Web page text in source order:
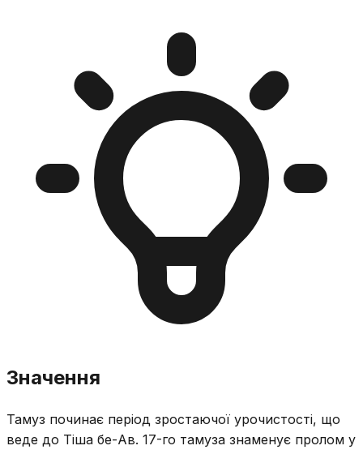
Значення
Тамуз починає період зростаючої урочистості, що
веде до Тіша бе-Ав. 17-го тамуза знаменує пролом у